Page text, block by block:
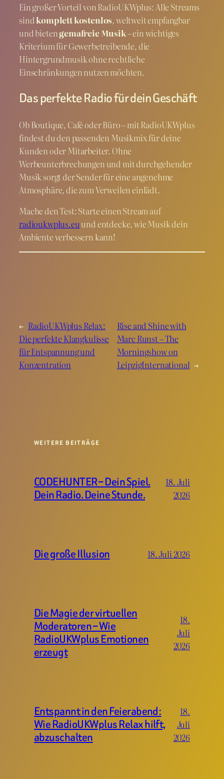
Ein großer Vorteil von RadioUKWplus: Alle Streams
sind komplett kostenlos, weltweit empfangbar
und bietengemafreie Musik– ein wichtiges
Kriterium für Gewerbetreibende, die
Hintergrundmusik ohne rechtliche
Einschränkungen nutzen möchten.
Das perfekte Radio für dein Geschäft
Ob Boutique, Café oder Büro – mit RadioUKWplus
findest du den passenden Musikmix für deine
Kunden oder Mitarbeiter. Ohne
Werbeunterbrechungen und mit durchgehender
Musik sorgt der Sender für eine angenehme
Atmosphäre, die zum Verweilen einlädt.
Mache den Test: Starte einen Stream auf
radioukwplus.euund entdecke, wie Musik dein
Ambiente verbessern kann!
← RadioUKWplus Relax:
Die perfekte Klangkulisse
für Entspannung und
Konzentration
Rise and Shine with
Marc Runst – The
Morningshow on
LeipzigInternational →
WEITERE BEITRÄGE
CODEHUNTER – Dein Spiel.
Dein Radio. Deine Stunde.
18. Juli
2026
Die große Illusion 18. Juli 2026
Die Magie der virtuellen
Moderatoren – Wie
RadioUKWplus Emotionen
erzeugt
18.
Juli
2026
Entspannt in den Feierabend:
Wie RadioUKWplus Relax hilft,
abzuschalten
18.
Juli
2026